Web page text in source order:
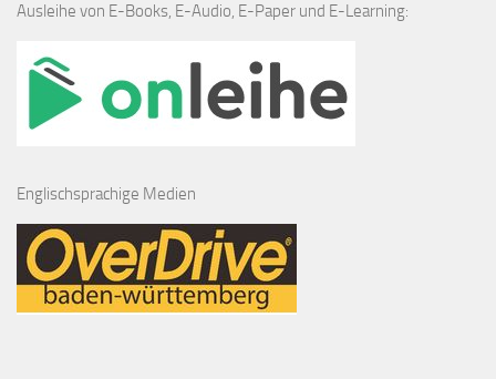
Ausleihe von E-Books, E-Audio, E-Paper und E-Learning:
Englischsprachige Medien